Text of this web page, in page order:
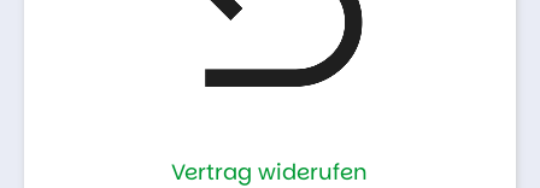
Vertrag widerufen